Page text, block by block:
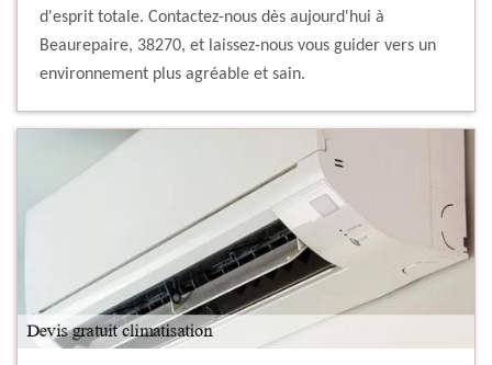
d'esprit totale. Contactez-nous dès aujourd'hui à
Beaurepaire, 38270, et laissez-nous vous guider vers un
environnement plus agréable et sain.